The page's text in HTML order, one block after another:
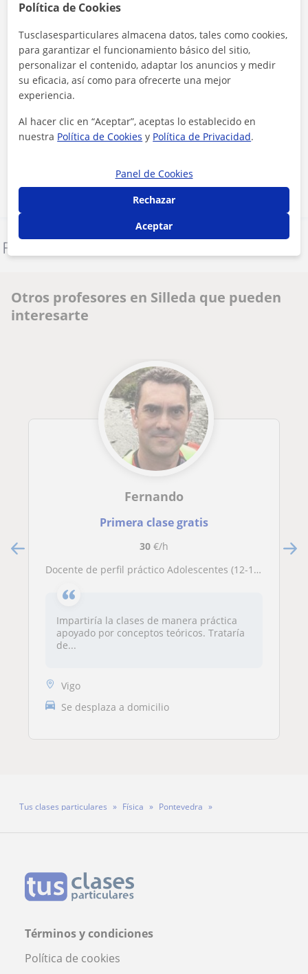
Al hacer clic, aceptas nuestro aviso legaly deprivacidad
Otros profesores en Silleda que pueden
interesarte
Fernando
Primera clase gratis
30€/h
Docente de perfil práctico Adolescentes (12-16 años) Puedo impartir online o presencial en la zona de Vigo y alrededores
Impartiría la clases de manera práctica
apoyado por conceptos teóricos. Trataría
de...
Vigo
Se desplaza a domicilio
Tus clases particulares Física
Pontevedra
Términos y condiciones
Política de cookies
Política de Cookies
Tusclasesparticulares almacena datos, tales como cookies,
para garantizar el funcionamiento básico del sitio,
personalizar el contenido, adaptar los anuncios y medir
su eficacia, así como para ofrecerte una mejor
experiencia.
Al hacer clic en “Aceptar”, aceptas lo establecido en
nuestra Política de Cookies y Política de Privacidad.
Panel de Cookies
Rechazar
Aceptar